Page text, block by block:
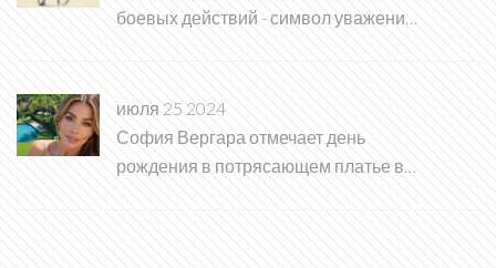
боевых действий - символ уважения к
защитникам России
июля 25 2024
София Вергара отмечает день
рождения в потрясающем платье в
Беверли-Хиллз